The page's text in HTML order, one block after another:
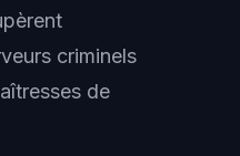
criminels
de